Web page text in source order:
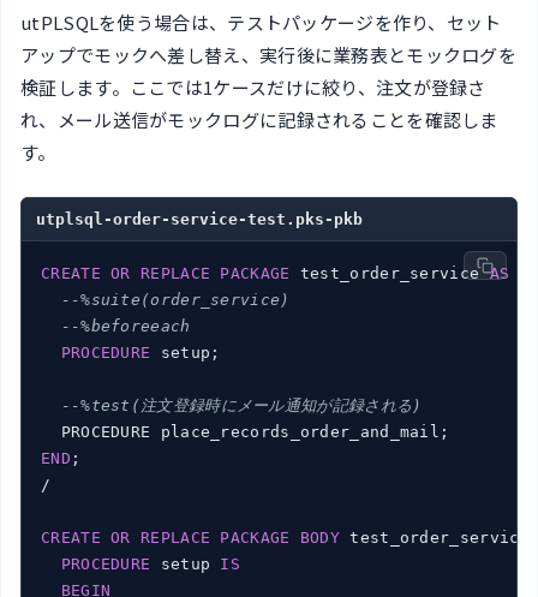
utPLSQLを使う場合は、テストパッケージを作り、セット
アップでモックへ差し替え、実行後に業務表とモックログを
検証します。ここでは1ケースだけに絞り、注文が登録さ
れ、メール送信がモックログに記録されることを確認しま
す。
utplsql-order-service-test.pks-pkb
CREATE OR REPLACE PACKAGE test_order_service AS
--%suite(order_service)
--%beforeeach
PROCEDURE setup;
--%test(注文登録時にメール通知が記録される)
END ;
/
CREATE OR REPLACE PACKAGE BODY
PROCEDURE setup IS
BEGIN